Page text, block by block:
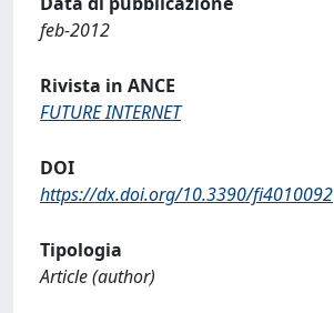
feb-2012
Rivista in ANCE
FUTURE INTERNET
DOI
https://dx.doi.org/10.3390/fi4010092
Tipologia
Article (author)